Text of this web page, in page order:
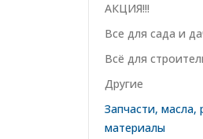
АКЦИЯ!!!
Все для сада и
Всё для
Другие
Запчасти, масла,
материалы